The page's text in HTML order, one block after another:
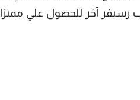
رسيفر آخر للحصول علي